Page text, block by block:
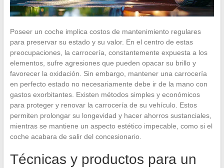
Poseer un coche implica costos de mantenimiento regulares
para preservar su estado y su valor. En el centro de estas
preocupaciones, la carrocería, constantemente expuesta a los
elementos, sufre agresiones que pueden opacar su brillo y
favorecer la oxidación. Sin embargo, mantener una carrocería
en perfecto estado no necesariamente debe ir de la mano con
gastos exorbitantes. Existen métodos simples y económicos
para proteger y renovar la carrocería de su vehículo. Estos
permiten prolongar su longevidad y hacer ahorros sustanciales,
mientras se mantiene un aspecto estético impecable, como si el
coche acabara de salir del concesionario.
Técnicas y productos para un